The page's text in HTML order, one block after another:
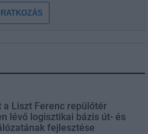
a Liszt Ferenc repülőtér
lévő logisztikai bázis út- és
fejlesztése